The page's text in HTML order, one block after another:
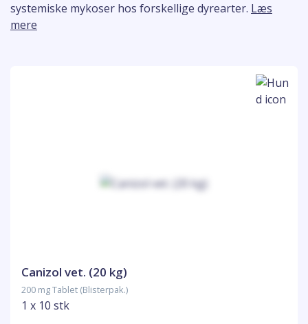
systemiske mykoser hos forskellige dyrearter. Læs
mere
Canizol vet. (20 kg)
200 mg Tablet (Blisterpak.)
1 x 10 stk